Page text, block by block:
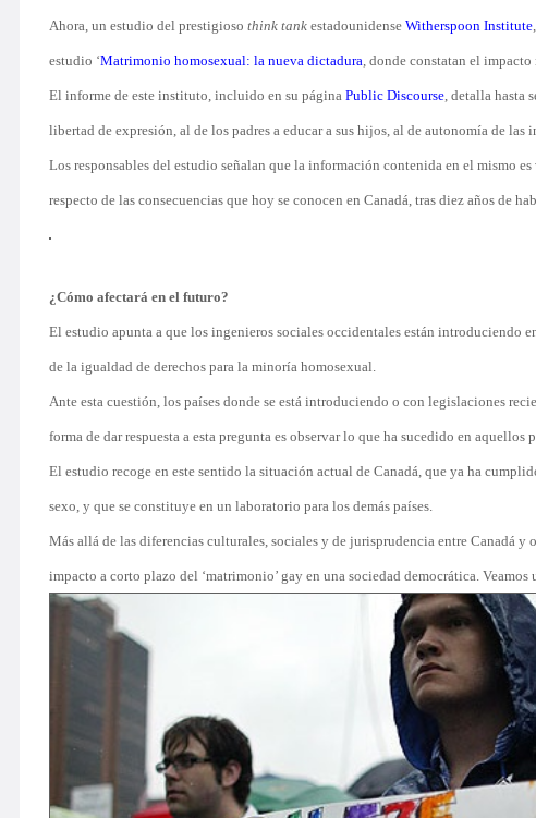
Ahora, un estudio del prestigioso think tank estadounidense Witherspoon Institute
estudio ‘Matrimonio homosexual: la nueva dictadura, donde constatan el
El informe de este instituto, incluido en su página Public Discourse, detalla hasta
libertad de expresión, al de los padres a educar a sus hijos, al de autonomía de
Los responsables del estudio señalan que la información contenida en el mismo
respecto de las consecuencias que hoy se conocen en Canadá, tras diez años de
¿Cómo afectará en el futuro?
El estudio apunta a que los ingenieros sociales occidentales están introduciendo
de la igualdad de derechos para la minoría homosexual.
Ante esta cuestión, los países donde se está introduciendo o con legislaciones
forma de dar respuesta a esta pregunta es observar lo que ha sucedido en
El estudio recoge en este sentido la situación actual de Canadá, que ya ha
sexo, y que se constituye en un laboratorio para los demás países.
Más allá de las diferencias culturales, sociales y de jurisprudencia entre Canadá
impacto a corto plazo del ‘matrimonio’ gay en una sociedad democrática.